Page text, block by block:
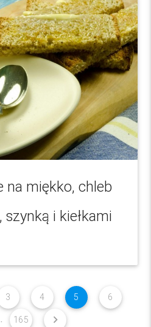
na miękko, chleb
i kiełkami
3 4 5 6
165 chevron_right